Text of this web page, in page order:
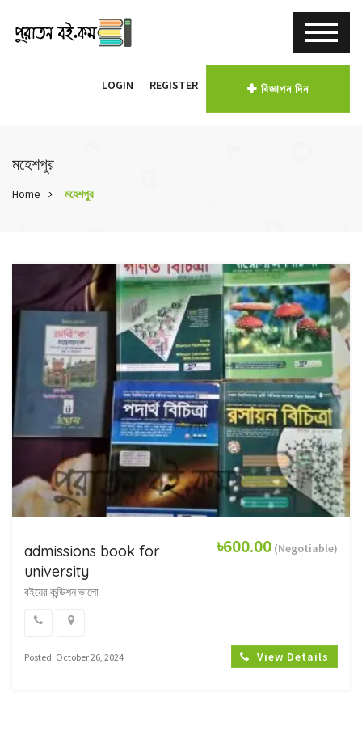
LOGIN REGISTER বিজ্ঞাপন দিন
মহেশপুর
Home মহেশপুর
৳600.00 (Negotiable)
admissions book for
university
বইয়ের কন্ডিশন ভালো
Posted: October 26, 2024 View Details